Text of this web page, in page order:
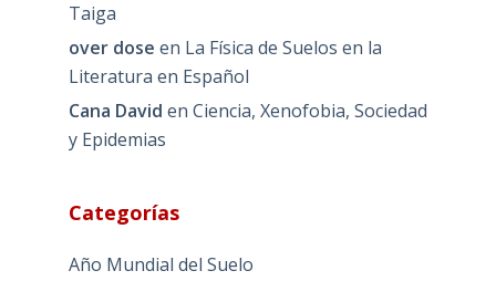
Taiga
over dose en La Física de Suelos en la
Literatura en Español
Cana David en Ciencia, Xenofobia, Sociedad
y Epidemias
Categorías
Año Mundial del Suelo